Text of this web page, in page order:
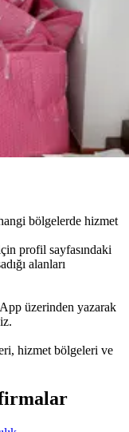
bölgelerde hizmet
profil sayfasındaki
alanları
üzerinden yazarak
hizmet bölgeleri ve